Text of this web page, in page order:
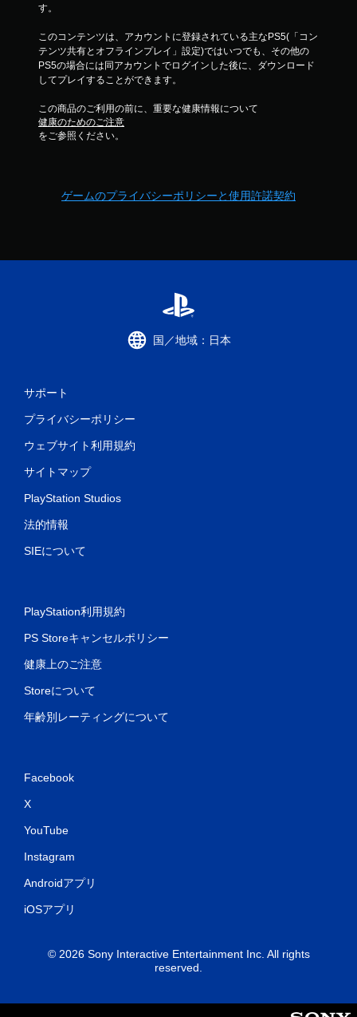
す。
このコンテンツは、アカウントに登録されている主なPS5(「コン
テンツ共有とオフラインプレイ」設定)ではいつでも、その他の
PS5の場合には同アカウントでログインした後に、ダウンロード
してプレイすることができます。
この商品のご利用の前に、重要な健康情報について
健康のためのご注意
をご参照ください。
ゲームのプライバシーポリシーと使用許諾契約
国／地域：日本
サポート
プライバシーポリシー
ウェブサイト利用規約
サイトマップ
PlayStation Studios
法的情報
SIEについて
PlayStation利用規約
PS Storeキャンセルポリシー
健康上のご注意
Storeについて
年齢別レーティングについて
Facebook
X
YouTube
Instagram
Androidアプリ
iOSアプリ
© 2026 Sony Interactive Entertainment Inc. All rights
reserved.